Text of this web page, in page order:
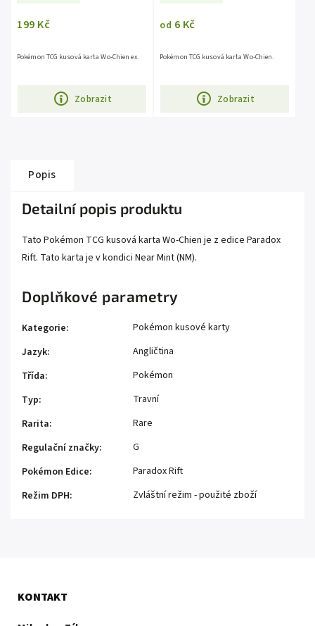
199 Kč
Zobrazit
Pokémon TCG kusová karta Wo-Chien ex.
od 6 Kč
Zobrazit
Pokémon TCG kusová karta Wo-Chien.
Popis
Detailní popis produktu
Tato Pokémon TCG kusová karta Wo-Chien je z edice Paradox
Rift. Tato karta je v kondici Near Mint (NM).
Doplňkové parametry
Kategorie:
Pokémon kusové karty
Jazyk:
Angličtina
Třída:
Pokémon
Typ:
Travní
Rarita:
Rare
Regulační značky:
G
Pokémon Edice:
Paradox Rift
Režim DPH: Zvláštní režim - použité zboží
KONTAKT